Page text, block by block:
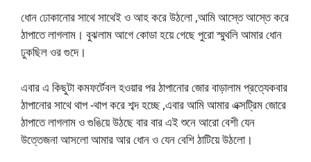
ধোন ঢোকানোর সাথে সাথেই ও আহ করে উঠলো ,আমি আস্তে আস্তে করে
ঠাপাতে লাগলাম। বুঝলাম আগে কোডা হয়ে গেছে পুরো স্মুথলি আমার ধোন
ঢুকছিল ওর গুদে।
এবার এ কিছুটা কমফর্টেবল হওয়ার পর ঠাপানোর জোর বাড়ালাম প্রত্যেকবার
ঠাপানোর সাথে থাপ -থাপ করে শব্দ হচ্ছে ,এবার আমি আমার এক্সট্রিম জোরে
ঠাপাতে লাগলাম ও গুঙিয়ে উঠছে বার বার এই শুনে আরো বেশী যেন
উত্তেজনা আসলো আমার আর ধোন ও যেন বেশি ঠাটিয়ে উঠলো।